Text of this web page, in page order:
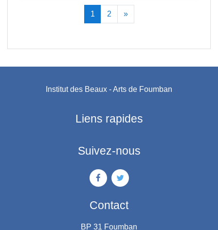
1 (actuel)
2 »Suivant
Institut des Beaux - Arts de Foumban
Liens rapides
Suivez-nous
Contact
BP 31 Foumban